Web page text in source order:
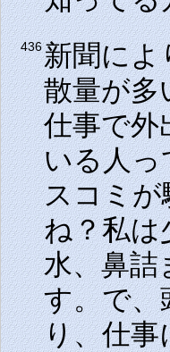
436新聞によ
散量が多
仕事で外
いる人っ
スコミが
ね？私は
水、鼻詰
す。で、
り、仕事